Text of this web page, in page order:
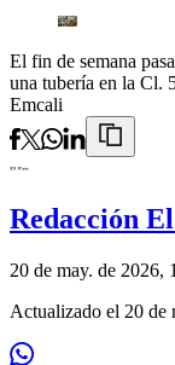
El fin de semana
una tubería en la Cl.
Emcali
Redacción
20 de may. de 2026,
Actualizado el 20 de